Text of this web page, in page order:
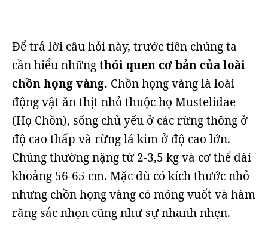
Để trả lời câu hỏi này, trước tiên chúng ta
cần hiểu nhữngthói quen cơ bản của loài
chồn họng vàng. Chồn họng vàng là loài
động vật ăn thịt nhỏ thuộc họ Mustelidae
(Họ Chồn), sống chủ yếu ở các rừng thông ở
độ cao thấp và rừng lá kim ở độ cao lớn.
Chúng thường nặng từ 2-3,5 kg và cơ thể dài
khoảng 56-65 cm. Mặc dù có kích thước nhỏ
nhưng chồn họng vàng có móng vuốt và hàm
răng sắc nhọn cũng như sự nhanh nhẹn.